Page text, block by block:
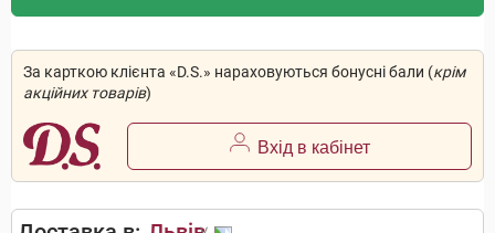
За карткою клієнта «D.S.» нараховуються бонусні бали (крім
акційних товарів)
Вхід в кабінет